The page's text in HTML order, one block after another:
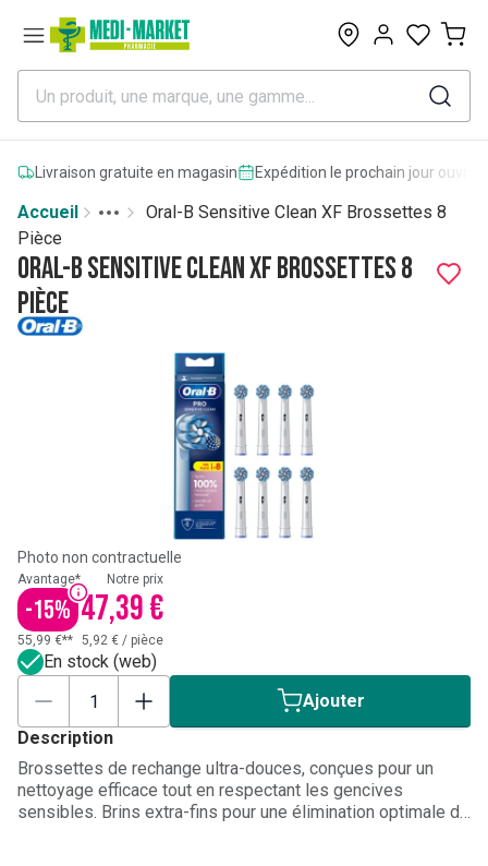
0
Livraison gratuite en magasin Expédition le prochain jour
Accueil
More
Toggle menu
Oral-B Sensitive Clean XF Brossettes 8
Pièce
Oral-B Sensitive Clean XF Brossettes 8
Pièce
Photo non contractuelle
Avantage*
-15%
Notre prix
47,39 €
55,99 €** 5,92 € / pièce
En stock (web)
Ajouter
Description
Brossettes de rechange ultra-douces, conçues pour un
nettoyage efficace tout en respectant les gencives
sensibles. Brins extra-fins pour une élimination optimale de